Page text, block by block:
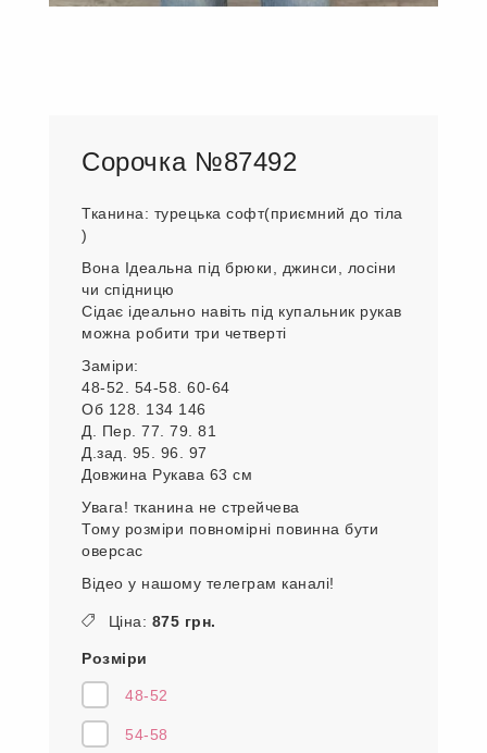
Сорочка №87492
Тканина: турецька софт(приємний до тіла
)
Вона Ідеальна під брюки, джинси, лосіни
чи спідницю
Сідає ідеально навіть під купальник рукав
можна робити три четверті
Заміри:
48-52. 54-58. 60-64
Об 128. 134 146
Д. Пер. 77. 79. 81
Д.зад. 95. 96. 97
Довжина Рукава 63 см
Увага! тканина не стрейчева
Тому розміри повномірні повинна бути
оверсас
Відео у нашому телеграм каналі!
Ціна: 875 грн.
Розміри
48-52
54-58